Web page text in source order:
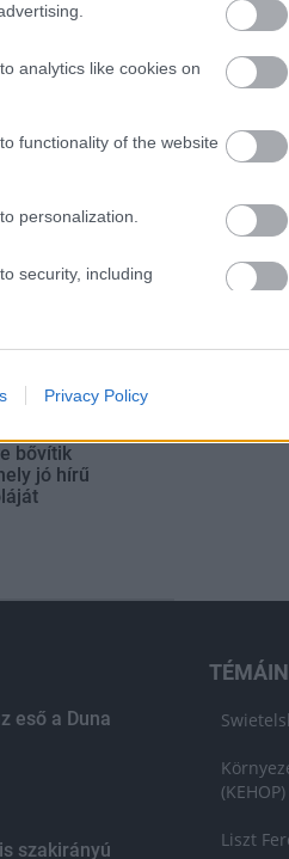
analytics like cookies on
functionality of the website
personalization.
security, including
other user protection.
Privacy Policy
minden
a tatai
építése
Angyalföldön
bővítik
jó hírű
eső a Duna
szakirányú
(KEHOP)
Liszt